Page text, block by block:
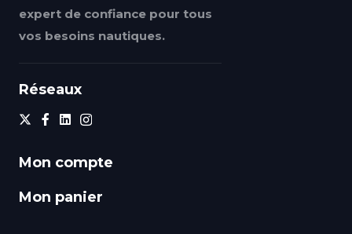
expert de confiance pour tous
vos besoins nautiques.
Réseaux
Mon compte
Mon panier